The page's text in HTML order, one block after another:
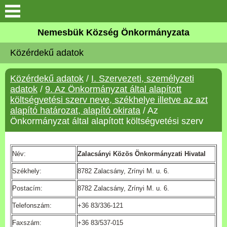
Keresés
Önkormányzat
Közös Önkormányzati
Hivatal
Zalaköveskút
Művelődési ház
Elérhetőség
MAGYAR FALU PROGRAM
Versenyképes Járások
Program
Nemesbük Község Önkormányzata
Közérdekű adatok
Közérdekű adatok / I. Szervezeti, személyzeti
adatok / 9. Az Önkormányzat által alapított
költségvetési szerv neve, székhelye illetve az azt
alapító határozat, alapító okirata / Az
Önkormányzat által alapított költségvetési szerv
Név: Zalacsányi Közös Önkormányzati Hivatal
Székhely: 8782 Zalacsány, Zrínyi M. u. 6.
Postacím: 8782 Zalacsány, Zrínyi M. u. 6.
Telefonszám: +36 83/336-121
Faxszám: +36 83/537-015